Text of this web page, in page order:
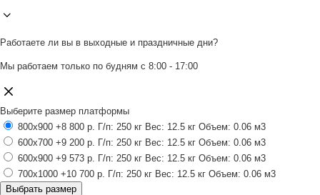
Работаете ли вы в выходные и праздничные дни?
Мы работаем только по будням с 8:00 - 17:00
Выберите размер платформы
800x900 +8 800 р. Г/п: 250 кг Вес: 12.5 кг Объем: 0.06 м3
600x700 +9 200 р. Г/п: 250 кг Вес: 12.5 кг Объем: 0.06 м3
600x900 +9 573 р. Г/п: 250 кг Вес: 12.5 кг Объем: 0.06 м3
700x1000 +10 700 р. Г/п: 250 кг Вес: 12.5 кг Объем: 0.06 м3
Выбрать размер